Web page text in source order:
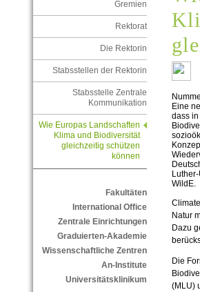
Gremien
Rektorat
Die Rektorin
Stabsstellen der Rektorin
Stabsstelle Zentrale
Kommunikation
Wie Europas Landschaften
Klima und Biodiversität
gleichzeitig schützen
können
Fakultäten
International Office
Zentrale Einrichtungen
Graduierten-Akademie
Wissenschaftliche Zentren
An-Institute
Universitätsklinikum
Eine
dass
WildE.
Natur
Dazu
Die
(MLU)